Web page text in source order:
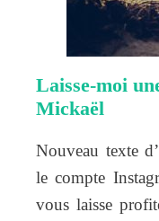
Laisse-moi
Mickaël
Nouveau texte
le compte
vous laisse